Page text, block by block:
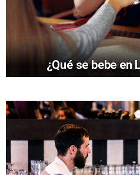
¿Qué se bebe en